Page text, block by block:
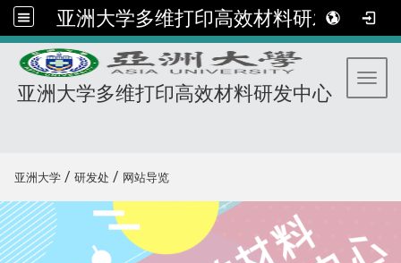
亚洲大学多维打印高效材料研发中心
亚洲大学多维打印高效材料研发中心
亚洲大学 / 研发处 / 网站导览